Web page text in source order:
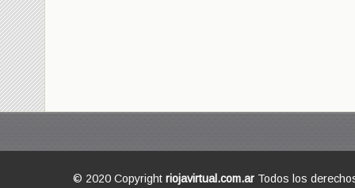
© 2020 Copyright riojavirtual.com.ar Todos los